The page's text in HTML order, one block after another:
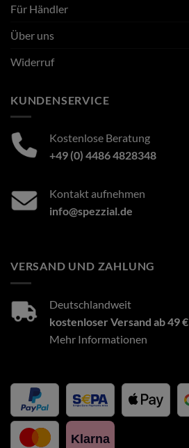
Für Händler
Über uns
Widerruf
KUNDENSERVICE
Kostenlose Beratung
+49 (0) 4486 4828348
Kontakt aufnehmen
info@spezzial.de
VERSAND UND ZAHLUNG
Deutschlandweit
kostenloser Versand ab 49 €
Mehr Informationen
Klarna